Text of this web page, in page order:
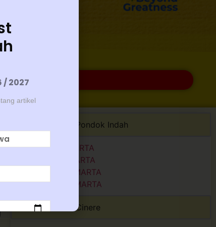
DAFTAR SEKARANG
TIRTAMARTA Pondok Indah
TKK TIRTAMARTA
SDK TIRTAMARTA
SMPK TIRTAMARTA
SMAK TIRTAMARTA
TIRTAMARTA Cinere
/ 2027
artikel